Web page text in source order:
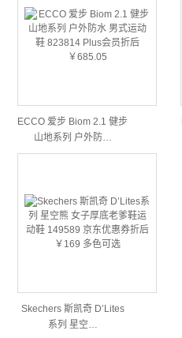
ECCO 爱步 Biom 2.1 健步
山地系列 户外防…
Skechers 斯凯奇 D’Lites
系列 星空…